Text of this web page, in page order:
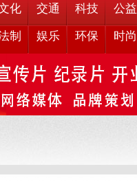
化 交通 科技 公益
制 娱乐 环保 时尚